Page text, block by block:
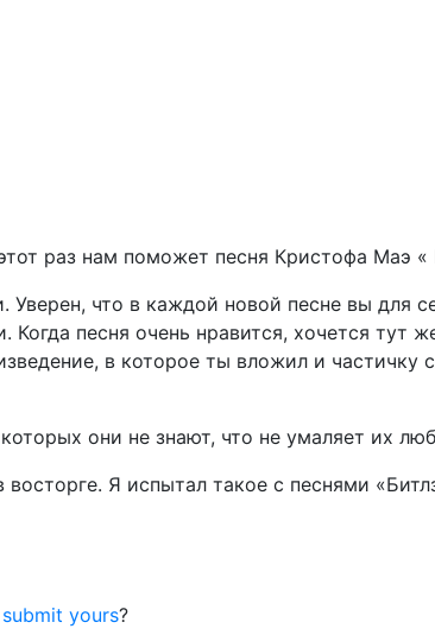
раз нам поможет песня Кристофа Маэ «
что в каждой новой песне вы для
песня очень нравится, хочется тут
в которое ты вложил и
они не знают, что не умаляет их
Я испытал такое с песнями
submit yours?